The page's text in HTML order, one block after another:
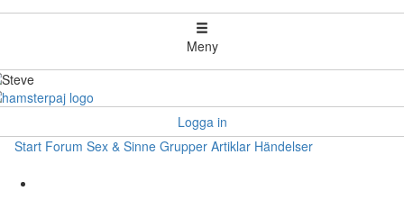
Meny
Logga in
Start Forum Sex & Sinne Grupper Artiklar Händelser